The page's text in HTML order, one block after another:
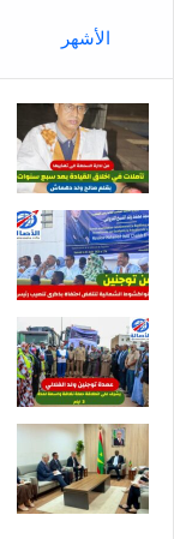
الأشهر